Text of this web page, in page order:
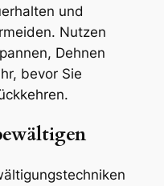
und
Nutzen
Dehnen
bevor Sie